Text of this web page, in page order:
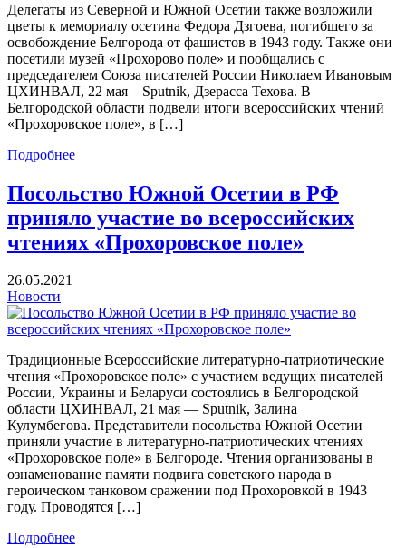
Делегаты из Северной и Южной Осетии также возложили
цветы к мемориалу осетина Федора Дзгоева, погибшего за
освобождение Белгорода от фашистов в 1943 году. Также они
посетили музей «Прохорово поле» и пообщались с
председателем Союза писателей России Николаем Ивановым
ЦХИНВАЛ, 22 мая – Sputnik, Дзерасса Техова. В
Белгородской области подвели итоги всероссийских чтений
«Прохоровское поле», в […]
Подробнее
Посольство Южной Осетии в РФ
приняло участие во всероссийских
чтениях «Прохоровское поле»
26.05.2021
Новости
Традиционные Всероссийские литературно-патриотические
чтения «Прохоровское поле» с участием ведущих писателей
России, Украины и Беларуси состоялись в Белгородской
области ЦХИНВАЛ, 21 мая — Sputnik, Залина
Кулумбегова. Представители посольства Южной Осетии
приняли участие в литературно-патриотических чтениях
«Прохоровское поле» в Белгороде. Чтения организованы в
ознаменование памяти подвига советского народа в
героическом танковом сражении под Прохоровкой в 1943
году. Проводятся […]
Подробнее